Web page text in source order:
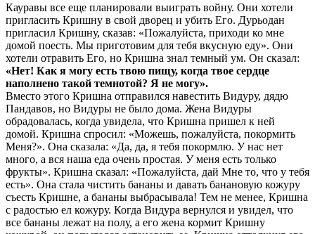
Кауравы все еще планировали выиграть войну. Они хотели
пригласить Кришну в свой дворец и убить Его. Дурьодан
пригласил Кришну, сказав: «Пожалуйста, приходи ко мне
домой поесть. Мы приготовим для тебя вкусную еду». Они
хотели отравить Его, но Кришна знал темный ум. Он сказал:
«Нет! Как я могу есть твою пищу, когда твое сердце
наполнено такой темнотой? Я не могу».
Вместо этого Кришна отправился навестить Видуру, дядю
Пандавов, но Видуры не было дома. Жена Видуры
обрадовалась, когда увидела, что Кришна пришел к ней
домой. Кришна спросил: «Можешь, пожалуйста, покормить
Меня?». Она сказала: «Да, да, я тебя покормлю. У нас нет
много, а вся наша еда очень простая. У меня есть только
фрукты». Кришна сказал: «Пожалуйста, дай Мне то, что у тебя
есть». Она стала чистить бананы и давать банановую кожуру
съесть Кришне, а бананы выбрасывала! Тем не менее, Кришна
с радостью ел кожуру. Когда Видура вернулся и увидел, что
все бананы лежат на полу, а его жена кормит Кришну